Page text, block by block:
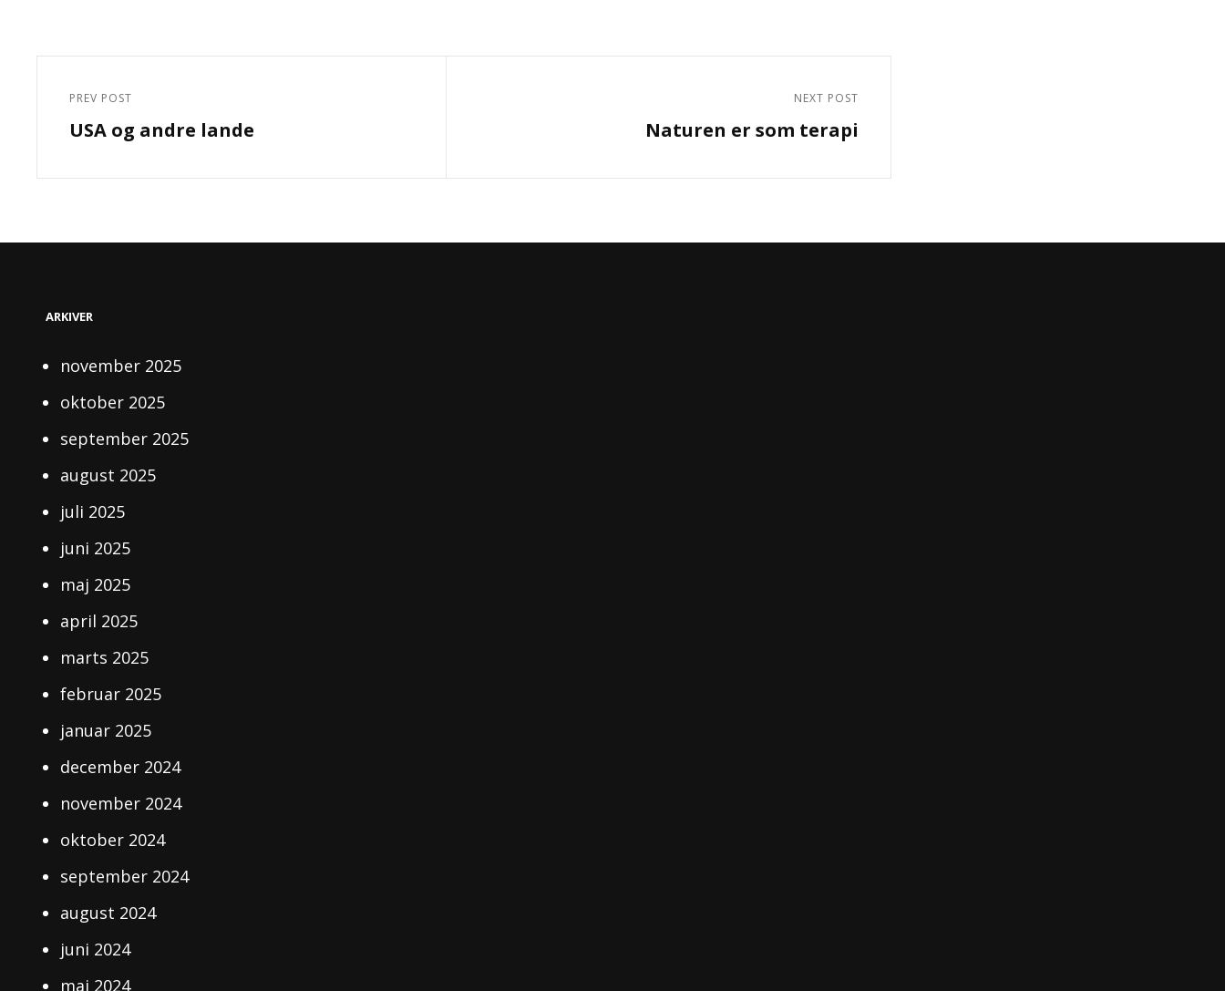
Previous
Post
PREV POST
USA og andre lande
NEXT POST
Naturen er som terapi
ARKIVER
november 2025
oktober 2025
september 2025
august 2025
juli 2025
juni 2025
maj 2025
april 2025
marts 2025
februar 2025
januar 2025
december 2024
november 2024
oktober 2024
september 2024
august 2024
juni 2024
maj 2024